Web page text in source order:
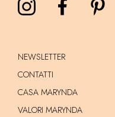
NEWSLETTER
CONTATTI
CASA MARYNDA
VALORI MARYNDA